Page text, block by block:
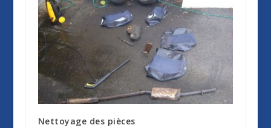
Nettoyage des pièces